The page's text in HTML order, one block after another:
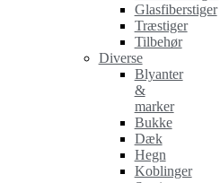
Glasfiberstiger
Træstiger
Tilbehør
Diverse
Blyanter
&
marker
Bukke
Dæk
Hegn
Koblinger